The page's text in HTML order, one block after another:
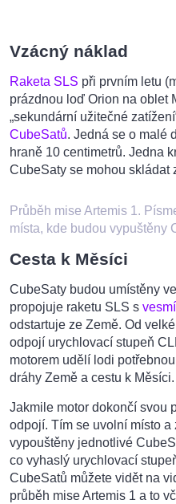
Vzácný náklad
Raketa SLS při prvním letu
prázdnou loď Orion na oblet
„sekundární užitečné
CubeSatů. Jedná se o malé
hraně 10 centimetrů. Jedna
CubeSaty se mohou skládat
Průběh mise Artemis 1.
místa, kde budou vypuštěny
Cesta k Měsíci
CubeSaty budou umístěny
propojuje raketu SLS s
odstartuje ze Země. Od
odpojí urychlovací stupeň
motorem udělí lodi
dráhy Země a cestu k Měsíci.
Jakmile motor dokončí svou
odpojí. Tím se uvolní místo
vypouštěny jednotlivé
co vyhaslý urychlovací
CubeSatů můžete vidět na
průběh mise Artemis 1 a to